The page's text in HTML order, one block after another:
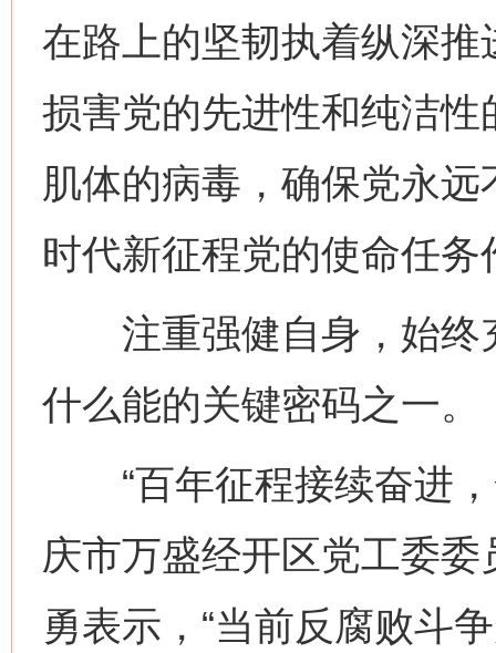
在路上的坚韧执着纵深
损害党的先进性和纯洁
肌体的病毒，确保党永
时代新征程党的使命任
注重强健自身，始终
什么能的关键密码之一。
“百年征程接续奋进，
庆市万盛经开区党工委
勇表示，“当前反腐败斗